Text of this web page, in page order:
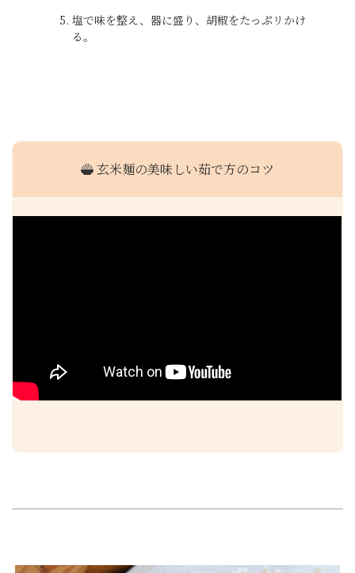
塩で味を整え、器に盛り、胡椒をたっぷリかけ
る。
玄米麺の美味しい茹で方のコツ